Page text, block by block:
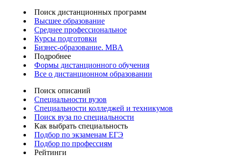
Поиск дистанционных программ
Высшее образование
Среднее профессиональное
Курсы подготовки
Бизнес-образование. MBA
Подробнее
Формы дистанционного обучения
Все о дистанционном образовании
Поиск описаний
Специальности вузов
Специальности колледжей и техникумов
Поиск вуза по специальности
Как выбрать специальность
Подбор по экзаменам ЕГЭ
Подбор по профессиям
Рейтинги